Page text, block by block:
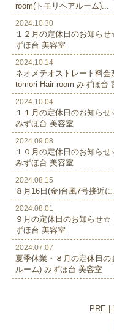
room(トモリヘアルーム)...
2024.10.30
１２月の定休日のお知ら
ずほ台 美容室
2024.10.14
ネオメテオストレート料
tomori Hair room みずほ台
2024.10.04
１１月の定休日のお知ら
みずほ台 美容室
2024.09.08
１０月の定休日のお知ら
みずほ台 美容室
2024.08.15
８月16日(金)台風7号接近
2024.08.01
９月の定休日のお知らせ☆
ずほ台 美容室
2024.07.07
夏季休業・８月の定休日
ルーム) みずほ台 美容室
PRE